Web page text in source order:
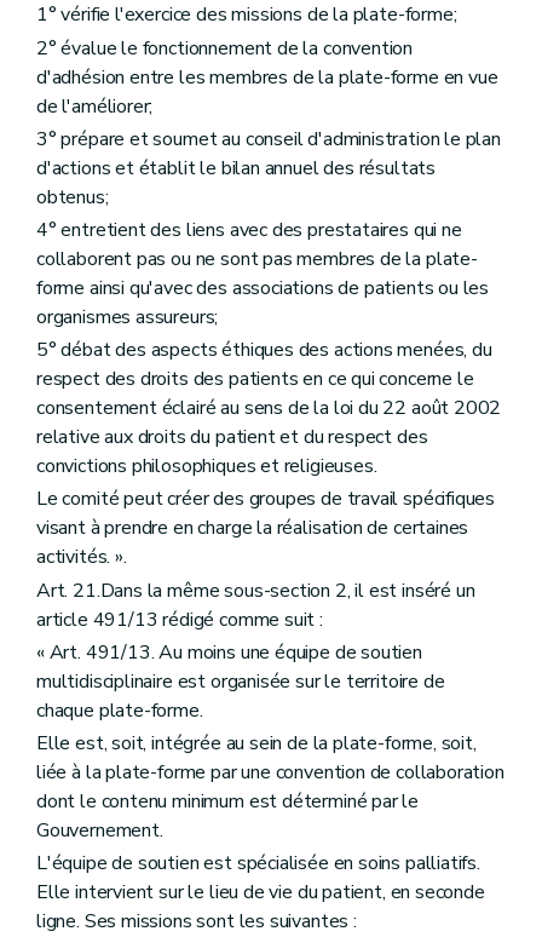
1° vérifie l'exercice des missions de la plate-forme;
2° évalue le fonctionnement de la convention
d'adhésion entre les membres de la plate-forme en vue
de l'améliorer;
3° prépare et soumet au conseil d'administration le plan
d'actions et établit le bilan annuel des résultats
obtenus;
4° entretient des liens avec des prestataires qui ne
collaborent pas ou ne sont pas membres de la plate-
forme ainsi qu'avec des associations de patients ou les
organismes assureurs;
5° débat des aspects éthiques des actions menées, du
respect des droits des patients en ce qui concerne le
consentement éclairé au sens de la loi du 22 août 2002
relative aux droits du patient et du respect des
convictions philosophiques et religieuses.
Le comité peut créer des groupes de travail spécifiques
visant à prendre en charge la réalisation de certaines
activités. ».
Art. 21.Dans la même sous-section 2, il est inséré un
article 491/13 rédigé comme suit :
« Art. 491/13. Au moins une équipe de soutien
multidisciplinaire est organisée sur le territoire de
chaque plate-forme.
Elle est, soit, intégrée au sein de la plate-forme, soit,
liée à la plate-forme par une convention de collaboration
dont le contenu minimum est déterminé par le
Gouvernement.
L'équipe de soutien est spécialisée en soins palliatifs.
Elle intervient sur le lieu de vie du patient, en seconde
ligne. Ses missions sont les suivantes :